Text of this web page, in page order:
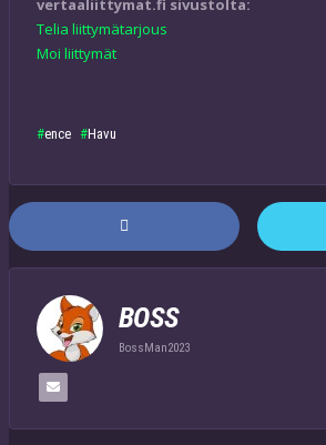
vertaaliittymat.fi sivustolta:
Telia liittymätarjous
Moi liittymät
ence Havu
BOSS
BossMan2023